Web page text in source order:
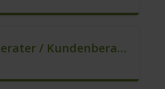
Verkaufsberater / Kundenberater – Ab Sofort (m/w/d)